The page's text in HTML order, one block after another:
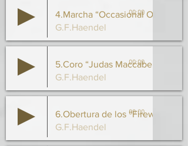
4.Marcha “Occasional Oratorio”
G.F.Haendel
00:00
5.Coro “Judas Maccabeus”
G.F.Haendel
00:00
6.Obertura de los “Fireworks”
G.F.Haendel
00:00